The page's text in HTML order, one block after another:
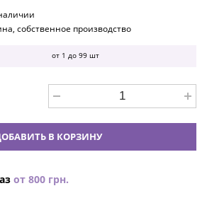
собственное производство
от 1 до 99 шт
В КОРЗИНУ
от 800 грн.